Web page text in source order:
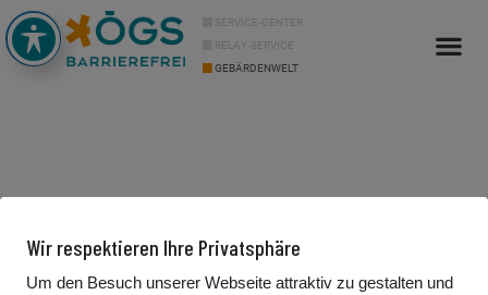
SERVICE-CENTER
RELAY-SERVICE
GEBÄRDENWELT
Wir respektieren Ihre Privatsphäre
Um den Besuch unserer Webseite attraktiv zu gestalten und